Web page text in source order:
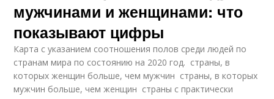
мужчинами и женщинами: что
показывают цифры
Карта с указанием соотношения полов среди людей по
странам мира по состоянию на 2020 год. страны, в
которых женщин больше, чем мужчин страны, в которых
мужчин больше, чем женщин страны с практически